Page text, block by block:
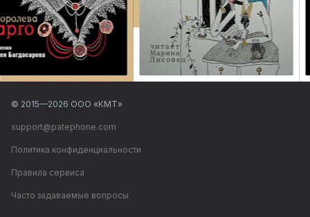
© 2015—2026 ООО «КМТ»
support@patephone.com
Политика конфиденциальности
Правила сервиса
Часто задаваемые вопросы